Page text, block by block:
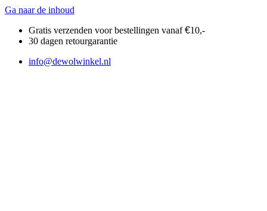
Ga naar de inhoud
Gratis verzenden voor bestellingen vanaf€10,-
30 dagen retourgarantie
info@dewolwinkel.nl